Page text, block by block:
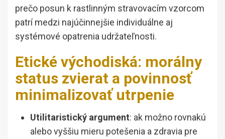
prečo posun k rastlinným stravovacím vzorcom
patrí medzi najúčinnejšie individuálne aj
systémové opatrenia udržateľnosti.
Etické východiská: morálny
status zvierat a povinnosť
minimalizovať utrpenie
Utilitaristický argument: ak možno rovnakú
alebo vyššiu mieru potešenia a zdravia pre